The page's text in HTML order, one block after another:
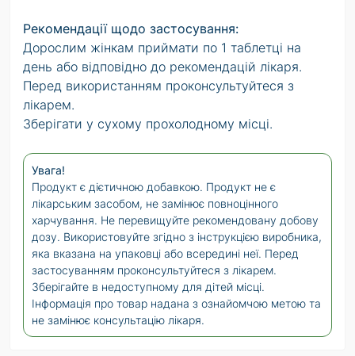
Рекомендації щодо застосування:
Дорослим жінкам приймати по 1 таблетці на
день або відповідно до рекомендацій лікаря.
Перед використанням проконсультуйтеся з
лікарем.
Зберігати у сухому прохолодному місці.
Увага!
Продукт є дієтичною добавкою. Продукт не є
лікарським засобом, не замінює повноцінного
харчування. Не перевищуйте рекомендовану добову
дозу. Використовуйте згідно з інструкцією виробника,
яка вказана на упаковці або всередині неї. Перед
застосуванням проконсультуйтеся з лікарем.
Зберігайте в недоступному для дітей місці.
Інформація про товар надана з ознайомчою метою та
не замінює консультацію лікаря.